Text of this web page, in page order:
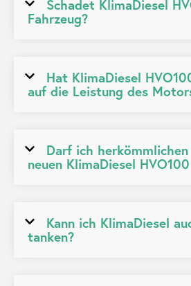
Schadet KlimaDiesel
Fahrzeug?
Hat KlimaDiesel
auf die Leistung des
Darf ich
neuen KlimaDiesel
Kann ich KlimaDiesel
tanken?